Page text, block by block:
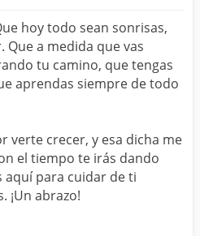
HIJA
HIJO
CUÑADA
CATEGORÍAS
hoy todo sean sonrisas,
Que a medida que vas
tu camino, que tengas
aprendas siempre de todo
verte crecer, y esa dicha me
el tiempo te irás dando
aquí para cuidar de ti
¡Un abrazo!